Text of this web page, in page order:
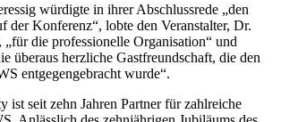
würdigte in ihrer Abschlussrede „den
der Konferenz“, lobte den Veranstalter, Dr.
die professionelle Organisation“ und
überaus herzliche Gastfreundschaft, die den
entgegengebracht wurde“.
ist seit zehn Jahren Partner für zahlreiche